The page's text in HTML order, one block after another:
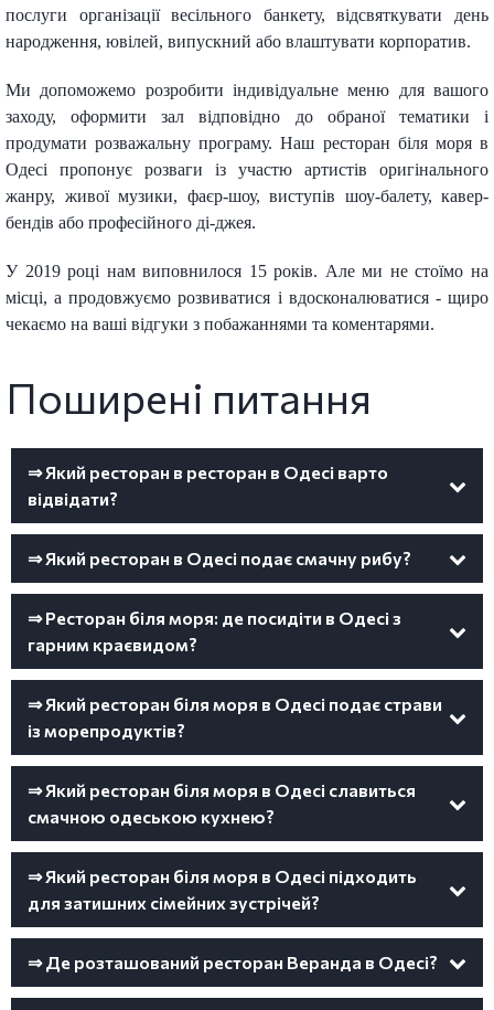
послуги організації весільного банкету, відсвяткувати день
народження, ювілей, випускний або влаштувати корпоратив.
Ми допоможемо розробити індивідуальне меню для вашого
заходу, оформити зал відповідно до обраної тематики і
продумати розважальну програму. Наш ресторан біля моря в
Одесі пропонує розваги із участю артистів оригінального
жанру, живої музики, фаєр-шоу, виступів шоу-балету, кавер-
бендів або професійного ді-джея.
У 2019 році нам виповнилося 15 років. Але ми не стоїмо на
місці, а продовжуємо розвиватися і вдосконалюватися - щиро
чекаємо на ваші відгуки з побажаннями та коментарями.
Поширені питання
⇒ Який ресторан в ресторан в Одесі варто
відвідати?
⇒ Який ресторан в Одесі подає смачну рибу?
⇒ Ресторан біля моря: де посидіти в Одесі з
гарним краєвидом?
⇒ Який ресторан біля моря в Одесі подає страви
із морепродуктів?
⇒ Який ресторан біля моря в Одесі славиться
смачною одеською кухнею?
⇒ Який ресторан біля моря в Одесі підходить
для затишних сімейних зустрічей?
⇒ Де розташований ресторан Веранда в Одесі?